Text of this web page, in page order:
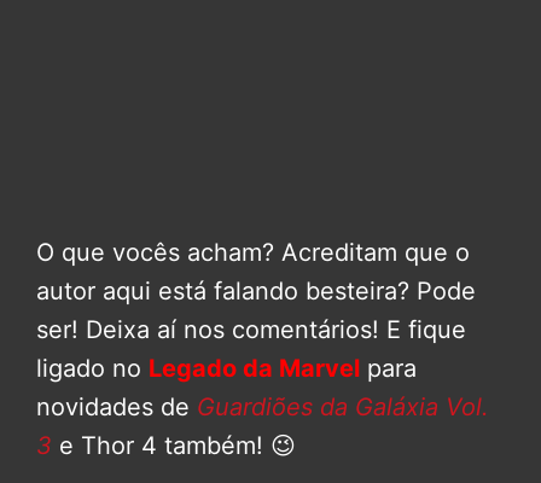
O que vocês acham? Acreditam que o
autor aqui está falando besteira? Pode
ser! Deixa aí nos comentários! E fique
ligado no Legado da Marvel para
novidades de Guardiões da Galáxia Vol.
3 e Thor 4 também! 😉